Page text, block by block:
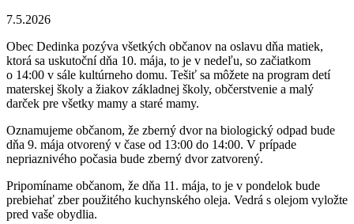
7.5.2026
Obec Dedinka pozýva všetkých občanov na oslavu dňa matiek,
ktorá sa uskutoční dňa 10. mája, to je v nedeľu, so začiatkom
o 14:00 v sále kultúrneho domu. Tešiť sa môžete na program detí
materskej školy a žiakov základnej školy, občerstvenie a malý
darček pre všetky mamy a staré mamy.
Oznamujeme občanom, že zberný dvor na biologický odpad bude
dňa 9. mája otvorený v čase od 13:00 do 14:00. V prípade
nepriaznivého počasia bude zberný dvor zatvorený.
Pripomíname občanom, že dňa 11. mája, to je v pondelok bude
prebiehať zber použitého kuchynského oleja. Vedrá s olejom vyložte
pred vaše obydlia.